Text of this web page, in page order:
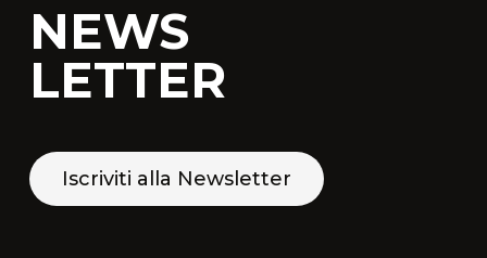
NEWS
LETTER
Iscriviti alla Newsletter